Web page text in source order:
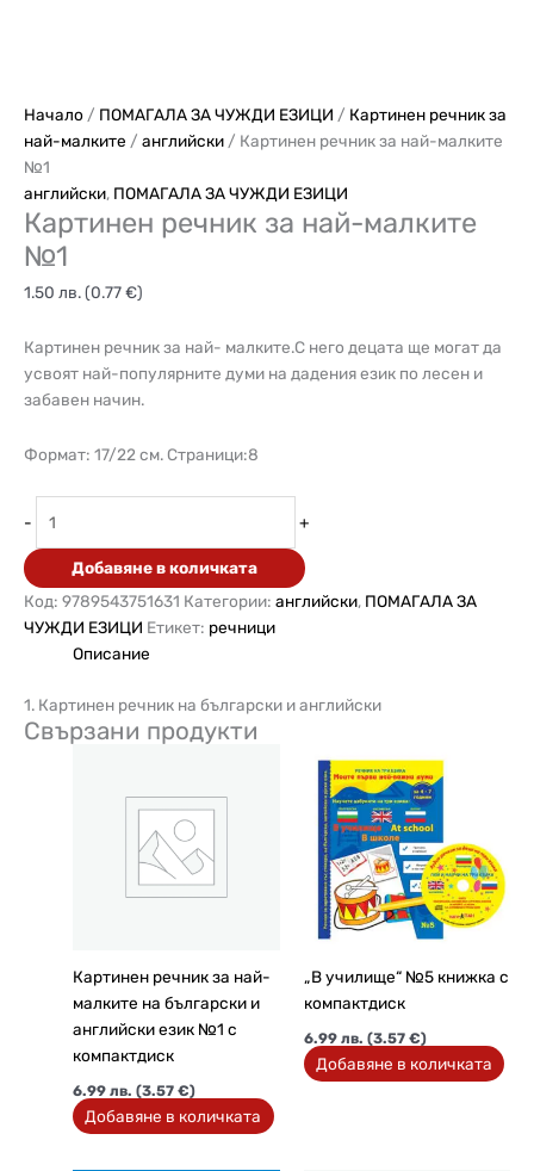
Начало / ПОМАГАЛА ЗА ЧУЖДИ ЕЗИЦИ / Картинен речник за
най-малките / английски / Картинен речник за най-малките
№1
английски, ПОМАГАЛА ЗА ЧУЖДИ ЕЗИЦИ
Картинен речник за най-малките
№1
1.50 лв.(0.77 €)
Картинен речник за най- малките.С него децата ще могат да
усвоят най-популярните думи на дадения език по лесен и
забавен начин.
Формат: 17/22 см. Страници:8
- +
Добавяне в количката
Код: 9789543751631 Категории: английски, ПОМАГАЛА ЗА
ЧУЖДИ ЕЗИЦИ Етикет: речници
Описание
1. Картинен речник на български и английски
Свързани продукти
Картинен речник за най-
малките на български и
английски език №1 с
компактдиск
6.99лв. (3.57 €)
Добавяне в количката
„В училище“ №5 книжка с
компактдиск
6.99 лв. (3.57 €)
Добавяне в количката